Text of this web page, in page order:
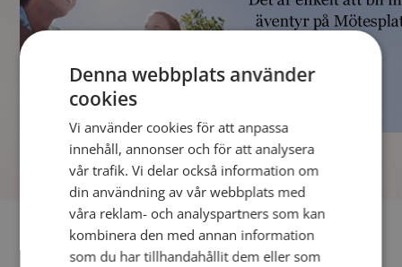
Fler singlar
Denna webbplats använder
cookies
Vi använder cookies för att anpassa
innehåll, annonser och för att analysera
vår trafik. Vi delar också information om
din användning av vår webbplats med
våra reklam- och analyspartners som kan
kombinera den med annan information
som du har tillhandahållit dem eller som